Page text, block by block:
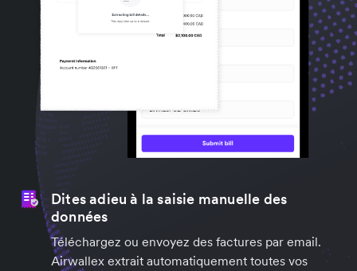
Dites adieu à la saisie manuelle des
données
Téléchargez ou envoyez des factures par email.
Airwallex extrait automatiquement toutes vos